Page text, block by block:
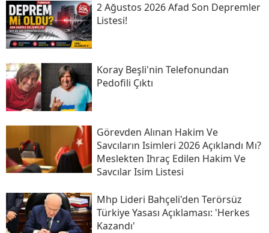
2 Ağustos 2026 Afad Son Depremler
Listesi!
Koray Beşli'nin Telefonundan
Pedofili Çıktı
Görevden Alınan Hakim Ve
Savcıların Isimleri 2026 Açıklandı Mı?
Meslekten Ihraç Edilen Hakim Ve
Savcılar Isim Listesi
Mhp Lideri Bahçeli'den Terörsüz
Türkiye Yasası Açıklaması: 'herkes
Kazandı'